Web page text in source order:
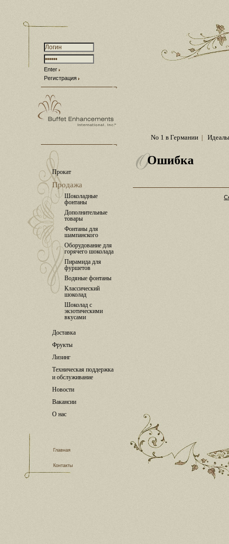
Enter
Регистрация
Прокат
Продажа
Шоколадные
фонтаны
Дополнительные
товары
Фонтаны для
шампанского
Оборудование для
горячего шоколада
Пирамида для
фуршетов
Водяные фонтаны
Классический
шоколад
Шоколад с
экзотическими
вкусами
Доставка
Фрукты
Лизинг
Техническая поддержка
и обслуживание
Новости
Вакансии
О нас
No 1 в Германии |
Ошибка
Главная
Контакты